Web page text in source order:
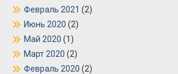
Февраль 2021 (2)
Июнь 2020 (2)
Май 2020 (1)
Март 2020 (2)
Февраль 2020 (2)